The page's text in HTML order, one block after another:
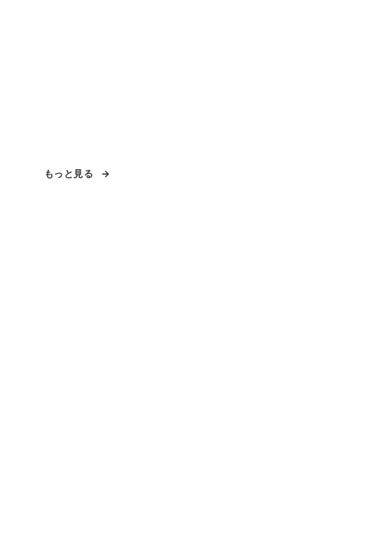
もっと見る